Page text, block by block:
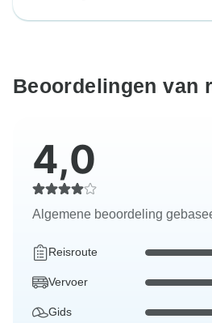
Beoordelingen van
4,0
Algemene beoordeling
Reisroute
Vervoer
Gids